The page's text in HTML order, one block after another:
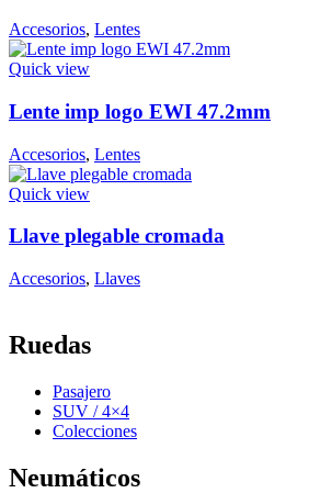
Accesorios, Lentes
Quick view
Lente imp logo EWI 47.2mm
Accesorios, Lentes
Quick view
Llave plegable cromada
Accesorios, Llaves
Ruedas
Pasajero
SUV / 4×4
Colecciones
Neumáticos